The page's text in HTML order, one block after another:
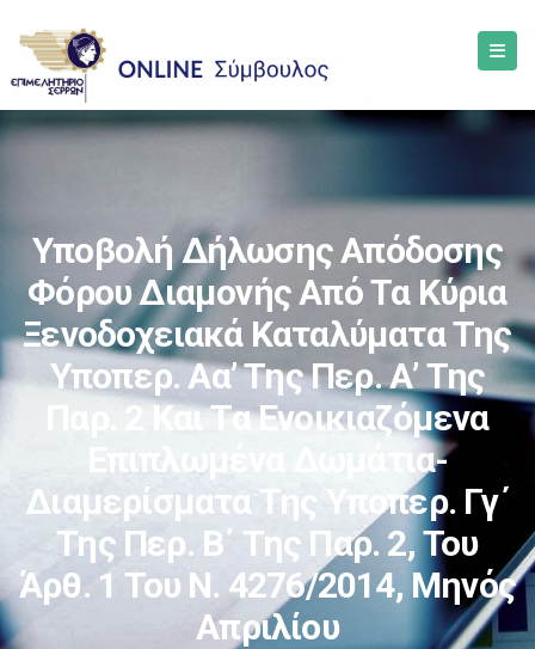
Υποβολή Δήλωσης Απόδοσης
Φόρου Διαμονής Από Τα Κύρια
Ξενοδοχειακά Καταλύματα Της
Υποπερ. Αα’ Της Περ. Α’ Της
Παρ. 2 Και Τα Ενοικιαζόμενα
Επιπλωμένα Δωμάτια-
Διαμερίσματα Της Υποπερ. Γγ΄
Της Περ. Β΄ Της Παρ. 2, Του
Άρθ. 1 Του Ν. 4276/2014, Μηνός
Απριλίου